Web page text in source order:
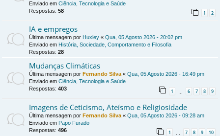
Enviado em Ciência, Tecnologia e Saúde
Respostas: 58 1 2
IA e empregos
Última mensagem por Huxley « Qua, 05 Agosto 2026 - 20:02 pm
Enviado em História, Sociedade, Comportamento e Filosofia
Respostas: 28
Mudanças Climáticas
Última mensagem por Fernando Silva« Qua, 05 Agosto 2026 - 16:49 pm
Enviado em Ciência, Tecnologia e Saúde
Respostas: 403 1 6 7 8 9
Imagens de Ceticismo, Ateísmo e Religiosidade
Última mensagem por Fernando Silva « Qua, 05 Agosto 2026 - 09:28 am
Enviado em Papo Furado
Respostas: 496 1 7 8 9 10